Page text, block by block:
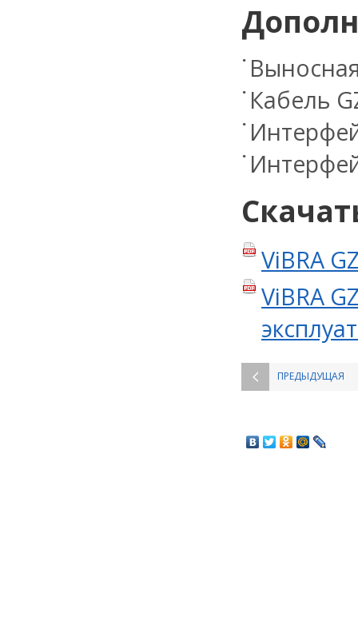
Кабель
ViBRA
ViBRA
ПРЕДЫДУЩАЯ